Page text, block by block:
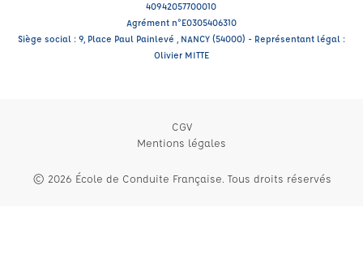
40942057700010
Agrément n°E0305406310
Siège social : 9, Place Paul Painlevé , NANCY (54000) - Représentant légal :
Olivier MITTE
CGV
Mentions légales
© 2026 École de Conduite Française. Tous droits réservés